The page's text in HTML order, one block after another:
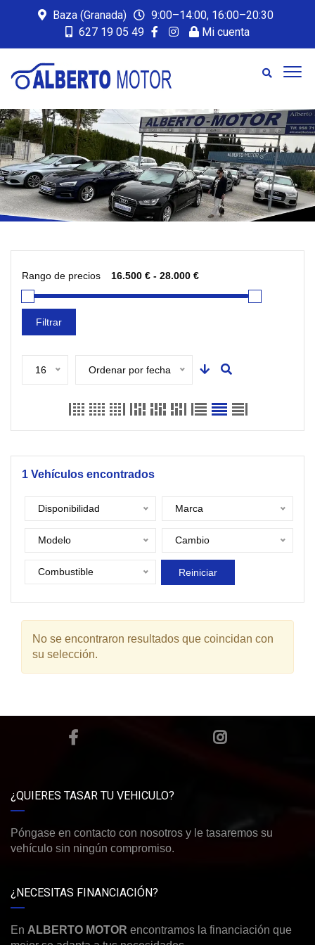
Baza (Granada)
9:00–14:00, 16:00–20:30
627 19 05 49
Mi cuenta
Rango de precios
Filtrar
16 Ordenar por fecha
1 Vehículos encontrados
Disponibilidad Marca
Modelo Cambio
Combustible Reiniciar
No se encontraron resultados que coincidan con
su selección.
¿QUIERES TASAR TU VEHICULO?
Póngase en contacto con nosotros y le tasaremos su
vehículo sin ningún compromiso.
¿NECESITAS FINANCIACIÓN?
En ALBERTO MOTOR encontramos la financiación que